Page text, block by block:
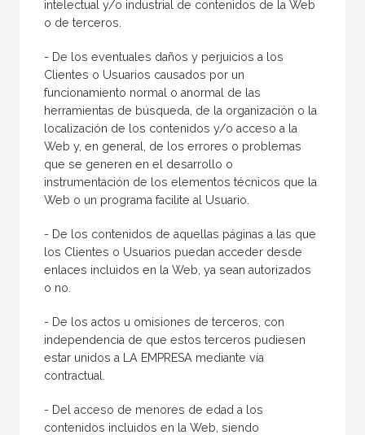
intelectual y/o industrial de contenidos de la Web
o de terceros.
- De los eventuales daños y perjuicios a los
Clientes o Usuarios causados por un
funcionamiento normal o anormal de las
herramientas de búsqueda, de la organización o la
localización de los contenidos y/o acceso a la
Web y, en general, de los errores o problemas
que se generen en el desarrollo o
instrumentación de los elementos técnicos que la
Web o un programa facilite al Usuario.
- De los contenidos de aquellas páginas a las que
los Clientes o Usuarios puedan acceder desde
enlaces incluidos en la Web, ya sean autorizados
o no.
- De los actos u omisiones de terceros, con
independencia de que estos terceros pudiesen
estar unidos a LA EMPRESA mediante vía
contractual.
- Del acceso de menores de edad a los
contenidos incluidos en la Web, siendo